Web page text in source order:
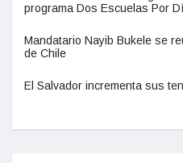
programa Dos Escuelas Por
Mandatario Nayib Bukele se
de Chile
El Salvador incrementa sus